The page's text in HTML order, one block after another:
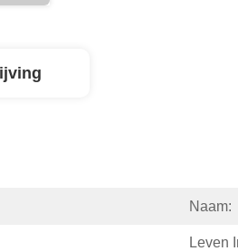
Naam:
Leven